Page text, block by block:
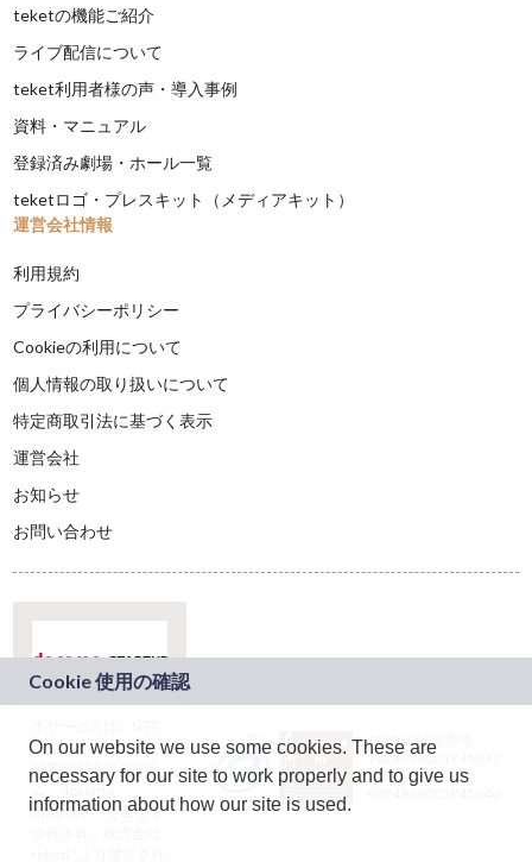
teketの機能ご紹介
ライブ配信について
teket利用者様の声・導入事例
資料・マニュアル
登録済み劇場・ホール一覧
teketロゴ・プレスキット（メディアキット）
運営会社情報
利用規約
プライバシーポリシー
Cookieの利用について
個人情報の取り扱いについて
特定商取引法に基づく表示
運営会社
お知らせ
お問い合わせ
ドコモグループの新
規事業創出プログラ
ム「docomo
STARTUP」を通じて
JASRAC許諾番号：
9024936001Y45037
JASRAC許諾番号：
On our website we use some cookies. These are
necessary for our site to work properly and to give us
information about how our site is used.